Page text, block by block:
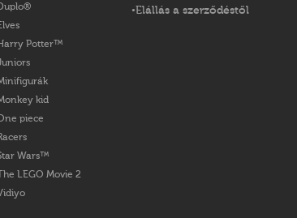
Potter™
kid
piece
Wars™
LEGO Movie 2
Elállás a szerződéstől